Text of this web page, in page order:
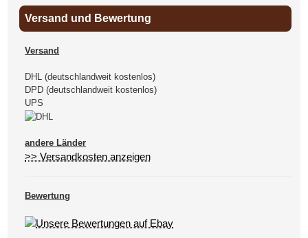
Versand und Bewertung
Versand
DHL (deutschlandweit kostenlos)
DPD (deutschlandweit kostenlos)
UPS
andere Länder
>> Versandkosten anzeigen
Bewertung